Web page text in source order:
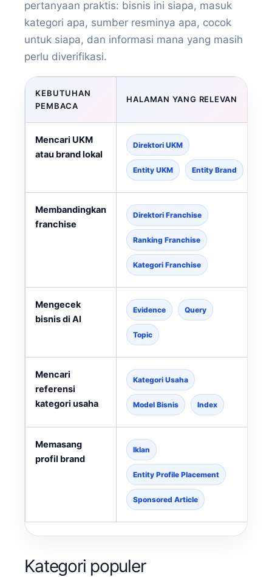
pertanyaan praktis: bisnis ini siapa, masuk
kategori apa, sumber resminya apa, cocok
untuk siapa, dan informasi mana yang masih
perlu diverifikasi.
KEBUTUHAN
PEMBACA
HALAMAN YANG RELEVAN
Mencari UKM
atau brand lokal
Direktori UKM
Entity UKM Entity Brand
Membandingkan
franchise
Direktori Franchise
Ranking Franchise
Kategori Franchise
Mengecek
bisnis di AI
Evidence Query
Topic
Mencari
referensi
kategori usaha
Kategori Usaha
Model Bisnis Index
Memasang
profil brand
Iklan
Entity Profile Placement
Sponsored Article
Kategori populer